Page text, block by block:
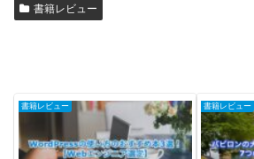
書籍レビュー
書籍レビュー 書籍レビュー